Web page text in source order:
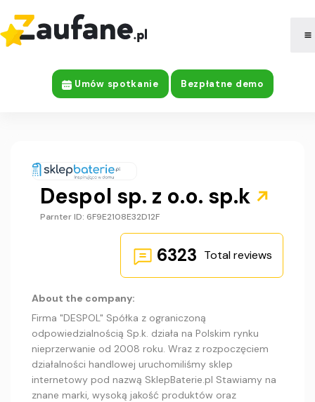
Umów spotkanie Bezpłatne demo
Company Information
Despol sp. z o.o. sp.k​
Parnter ID: 6F9E2108E32D12F
6323 Total reviews
About the company:
Firma "DESPOL" Spółka z ograniczoną
odpowiedzialnością Sp.k. działa na Polskim rynku
nieprzerwanie od 2008 roku. Wraz z rozpoczęciem
działalności handlowej uruchomiliśmy sklep
internetowy pod nazwą SklepBaterie.pl Stawiamy na
znane marki, wysoką jakość produktów oraz